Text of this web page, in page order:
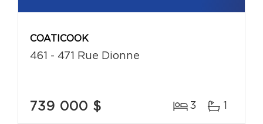
COATICOOK
461 - 471 Rue Dionne
739 000 $ 3 1